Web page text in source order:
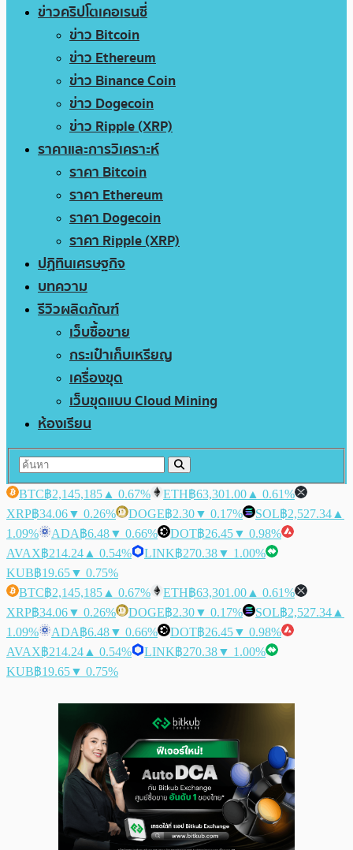
ข่าวคริปโตเคอเรนซี่
ข่าว Bitcoin
ข่าว Ethereum
ข่าว Binance Coin
ข่าว Dogecoin
ข่าว Ripple (XRP)
ราคาและการวิเคราะห์
ราคา Bitcoin
ราคา Ethereum
ราคา Dogecoin
ราคา Ripple (XRP)
ปฏิทินเศรษฐกิจ
บทความ
รีวิวผลิตภัณฑ์
เว็บซื้อขาย
กระเป๋าเก็บเหรียญ
เครื่องขุด
เว็บขุดแบบ Cloud Mining
ห้องเรียน
BTC฿2,145,185 ▲ 0.67% ETH฿63,301.00 ▲ 0.61%
XRP฿34.06▼ 0.26% DOGE฿2.30▼ 0.17% SOL฿2,527.34 ▲
1.09%
ADA฿6.48▼ 0.66% DOT฿26.45▼ 0.98%
AVAX฿214.24 ▲ 0.54% LINK฿270.38▼ 1.00%
KUB฿19.65▼ 0.75%
BTC฿2,145,185 ▲ 0.67% ETH฿63,301.00 ▲ 0.61%
XRP฿34.06▼ 0.26% DOGE฿2.30▼ 0.17% SOL฿2,527.34 ▲
1.09%
ADA฿6.48▼ 0.66% DOT฿26.45▼ 0.98%
AVAX฿214.24 ▲ 0.54% LINK฿270.38▼ 1.00%
KUB฿19.65▼ 0.75%